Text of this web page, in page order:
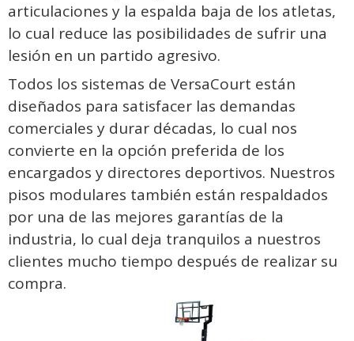
articulaciones y la espalda baja de los atletas,
lo cual reduce las posibilidades de sufrir una
lesión en un partido agresivo.
Todos los sistemas de VersaCourt están
diseñados para satisfacer las demandas
comerciales y durar décadas, lo cual nos
convierte en la opción preferida de los
encargados y directores deportivos. Nuestros
pisos modulares también están respaldados
por una de las mejores garantías de la
industria, lo cual deja tranquilos a nuestros
clientes mucho tiempo después de realizar su
compra.